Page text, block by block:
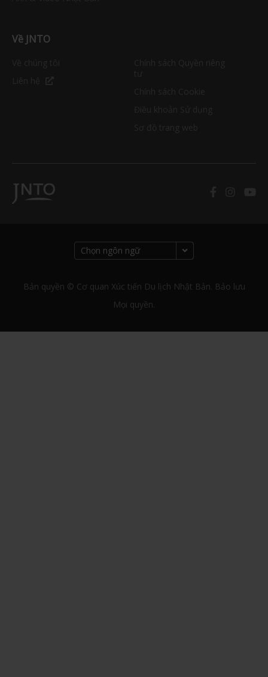
Về JNTO
Bản quyền © Cơ quan Xúc tiến Du lịch Nhật Bản. Bảo lưu
Mọi quyền.